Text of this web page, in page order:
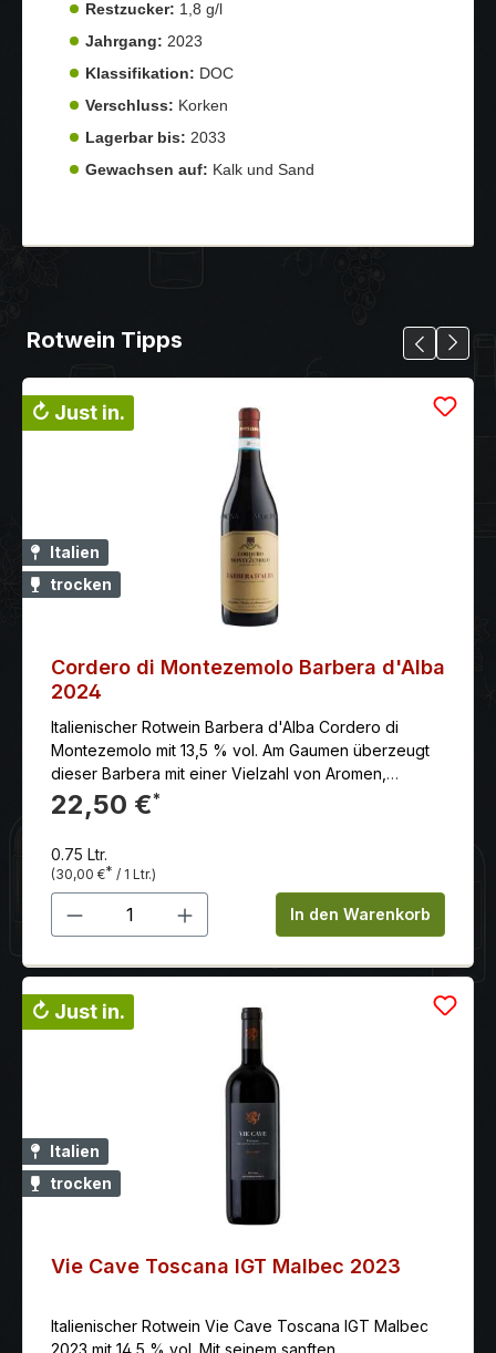
Restzucker: 1,8 g/l
Jahrgang: 2023
Klassifikation: DOC
Verschluss: Korken
Lagerbar bis: 2033
Gewachsen auf: Kalk und Sand
Rotwein Tipps
↻ Just in.
Italien
trocken
Cordero di Montezemolo Barbera d'Alba
2024
Italienischer Rotwein Barbera d'Alba Cordero di
Montezemolo mit 13,5 % vol. Am Gaumen überzeugt
dieser Barbera mit einer Vielzahl von Aromen,
eingebunden in warme, weiche Tannine.
22,50 €*
0.75 Ltr.
(30,00 €* / 1 Ltr.)
Produkt Anzahl: Gib denIn den Warenkorb
↻ Just in.
Italien
trocken
Vie Cave Toscana IGT Malbec 2023
Italienischer Rotwein Vie Cave Toscana IGT Malbec